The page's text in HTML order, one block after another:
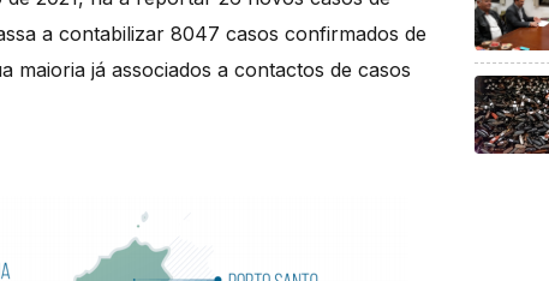
a contabilizar 8047 casos confirmados de
maioria já associados a contactos de casos